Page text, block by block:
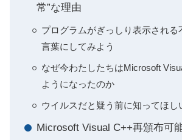
常”な理由
プログラムがぎっしり表示される
言葉にしてみよう
なぜ今わたしたちはMicrosoft
ようになったのか
ウイルスだと疑う前に知ってほし
Microsoft Visual C++再頒布可